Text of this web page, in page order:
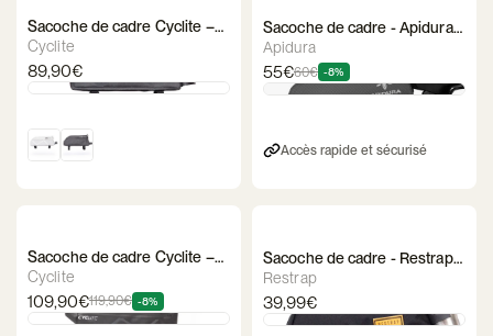
Sacoche de cadre Cyclite –
Top Tube Bag
Cyclite
89,90€
Sacoche de cadre - Apidura
Expedition Bolt on Top Tube
Pack
Apidura
55€60€ -8%
Accès rapide et sécurisé
Sacoche de cadre Cyclite –
Frame Bag / 01
Cyclite
109,90€119,90€ -8%
Sacoche de cadre - Restrap
Top Tube Bag
Restrap
39,99€